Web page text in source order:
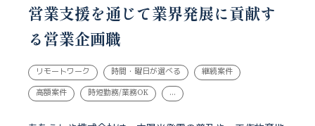
営業支援を通じて業界発展に貢献す
る営業企画職
リモートワーク 時間・曜日が選べる 継続案件
高額案件 時短勤務/業務OK ...